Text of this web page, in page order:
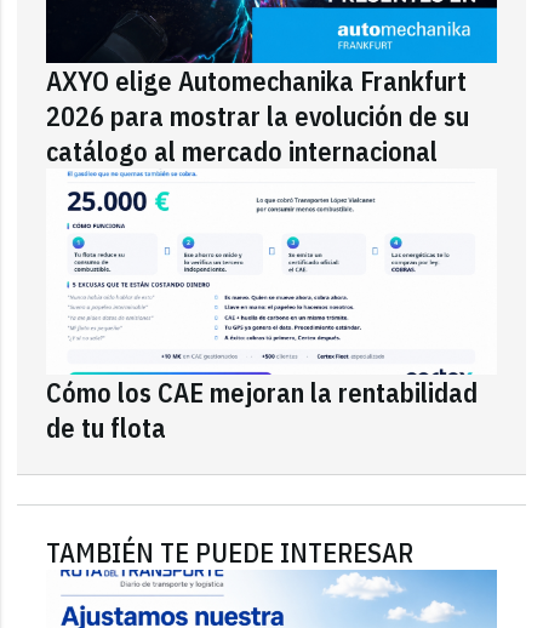
AXYO elige Automechanika Frankfurt
2026 para mostrar la evolución de su
catálogo al mercado internacional
Cómo los CAE mejoran la rentabilidad
de tu flota
TAMBIÉN TE PUEDE INTERESAR